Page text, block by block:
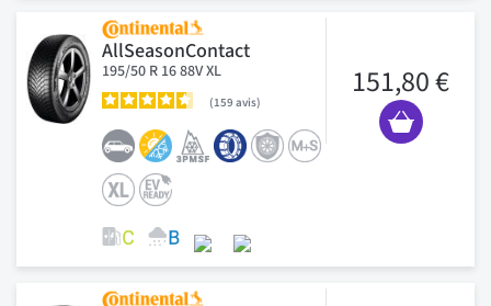
AllSeasonContact
195/50 R 16 88V XL
159 avis
151,80 €